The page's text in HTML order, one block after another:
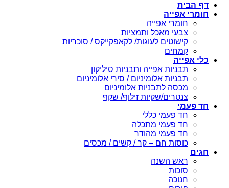
דף הבית
חומרי אפייה
חומרי אפייה
צבעי מאכל ותמציות
קישוטים לעוגות/ לקאפקייקס / סוכריות
קמחים
כלי אפייה
תבניות אפייה ותבניות סיליקון
תבניות אלומיניום / סירי אלומיניום
מכסה לתבניות אלומיניום
צנטרים/שקיות זילוף/ שקף
חד פעמי
חד פעמי כללי
חד פעמי מתכלה
חד פעמי מהודר
כוסות חם – קר / קשים / מכסים
חגים
ראש השנה
סוכות
חנוכה